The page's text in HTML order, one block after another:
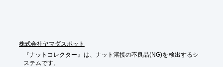
株式会社ヤマダスポット
『ナットコレクター』は、ナット溶接の不良品(NG)を検出するシ
ステムです。